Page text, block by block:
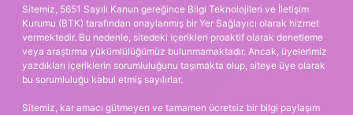
Sitemiz, 5651 Sayılı Kanun gereğince Bilgi Teknolojileri ve İletişim
Kurumu (BTK) tarafından onaylanmış bir Yer Sağlayıcı olarak hizmet
vermektedir. Bu nedenle, sitedeki içerikleri proaktif olarak denetleme
veya araştırma yükümlülüğümüz bulunmamaktadır. Ancak, üyelerimiz
yazdıkları içeriklerin sorumluluğunu taşımakta olup, siteye üye olarak
bu sorumluluğu kabul etmiş sayılırlar.
Sitemiz, kar amacı gütmeyen ve tamamen ücretsiz bir bilgi paylaşım